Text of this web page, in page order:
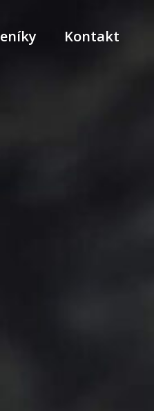
Kontakt